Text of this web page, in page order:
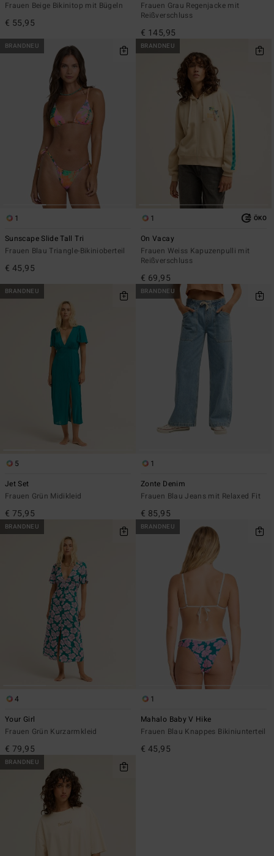
Frauen Beige Bikinitop mit Bügeln
€ 55,95
Frauen Grau Regenjacke mit
Reißverschluss
€ 145,95
BRANDNEU
1
Sunscape Slide Tall Tri
Frauen Blau Triangle-Bikinioberteil
€ 45,95
BRANDNEU
1 ÖKO
On Vacay
Frauen Weiss Kapuzenpulli mit
Reißverschluss
€ 69,95
BRANDNEU
5
Jet Set
Frauen Grün Midikleid
€ 75,95
BRANDNEU
1
Zonte Denim
Frauen Blau Jeans mit Relaxed Fit
€ 85,95
BRANDNEU
4
Your Girl
Frauen Grün Kurzarmkleid
€ 79,95
BRANDNEU
1
Mahalo Baby V Hike
Frauen Blau Knappes Bikiniunterteil
€ 45,95
BRANDNEU